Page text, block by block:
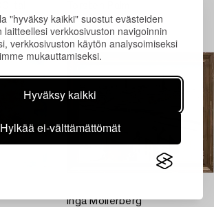
"hyväksy kaikki" suostut evästeiden
laitteellesi verkkosivuston navigoinnin
verkkosivuston käytön analysoimiseksi
mukauttamiseksi.
Hyväksy kaikki
Hylkää ei-välttämättömät
tal
.
Inga Möllerberg